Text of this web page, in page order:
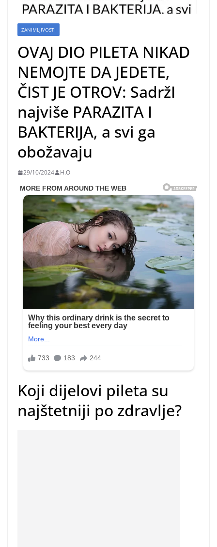
ZANIMLJIVOSTI
OVAJ DIO PILETA NIKAD
NEMOJTE DA JEDETE,
ČIST JE OTROV: SadržI
najviše PARAZITA I
BAKTERIJA, a svi ga
obožavaju
29/10/2024 H.O
Koji dijelovi pileta su
najštetniji po zdravlje?